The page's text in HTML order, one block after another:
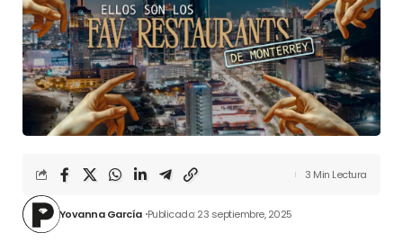
Yovanna García Publicado: 23 septiembre, 2025
3 Min Lectura